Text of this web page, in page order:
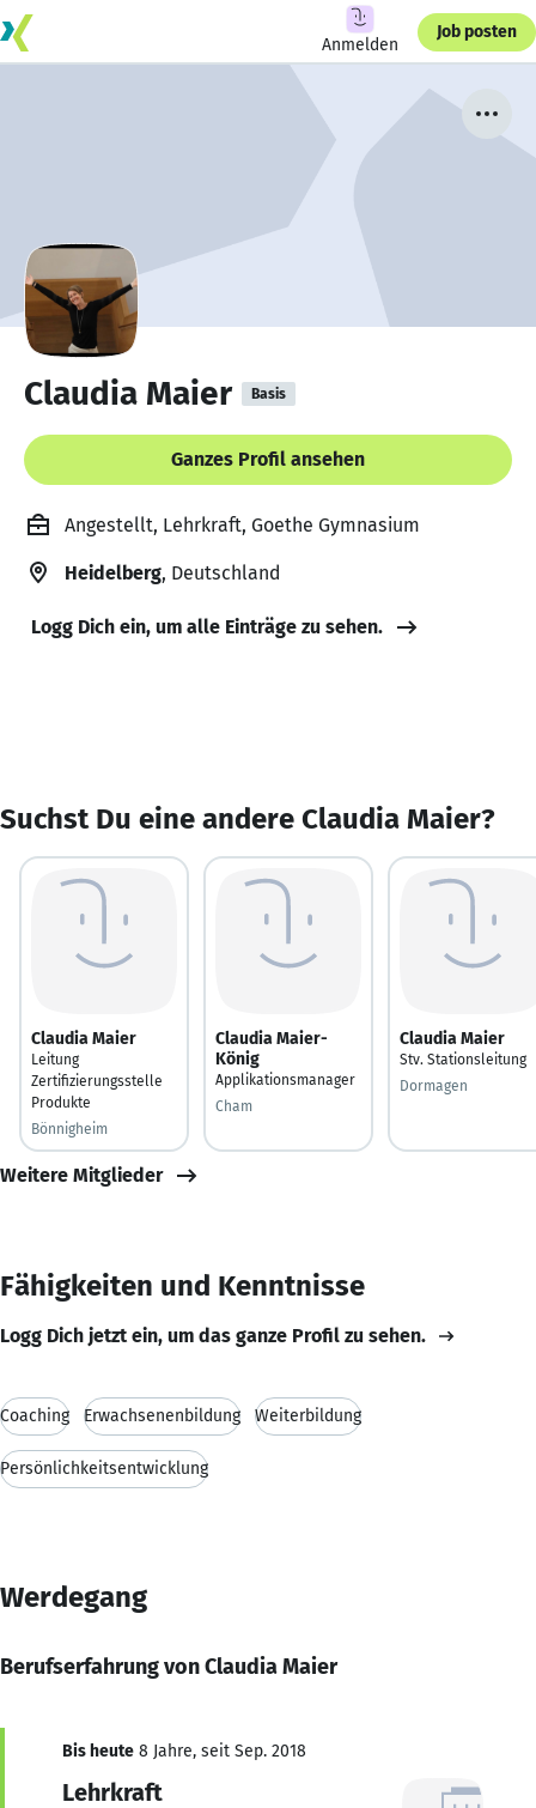
Anmelden
Job posten
Claudia Maier Basis
Ganzes Profil ansehen
Angestellt, Lehrkraft, Goethe Gymnasium
Heidelberg, Deutschland
Logg Dich ein, um alle Einträge zu sehen.
Suchst Du eine andere Claudia Maier?
Claudia Maier
Leitung
Zertifizierungsstelle
Produkte
Bönnigheim
Claudia Maier-
König
Applikationsmanager
Cham
Claudia Maier
Stv. Stationsleitung
Dormagen
Weitere Mitglieder
Fähigkeiten und Kenntnisse
Logg Dich jetzt ein, um das ganze Profil zu sehen.
Coaching Erwachsenenbildung Weiterbildung
Persönlichkeitsentwicklung
Werdegang
Berufserfahrung von Claudia Maier
Bis heute 8 Jahre, seit Sep. 2018
Lehrkraft